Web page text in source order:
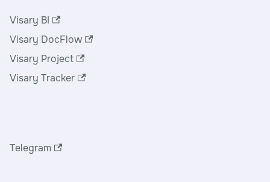
Visary BI
Visary DocFlow
Visary Project
Visary Tracker
Telegram